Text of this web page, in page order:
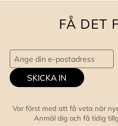
FÅ DET
SKICKA IN
Var först med att få veta när
Anmäl dig och få tidig